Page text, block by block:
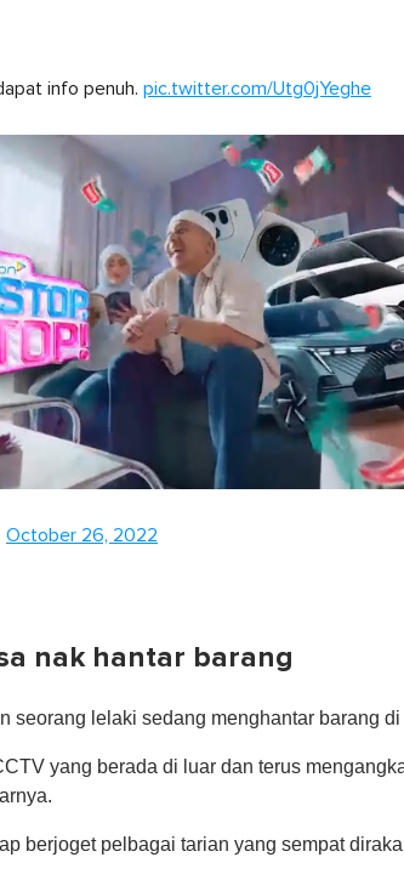
info penuh. pic.twitter.com/Utg0jYeghe
October 26, 2022
nak hantar barang
seorang lelaki sedang menghantar barang
yang berada di luar dan terus
berjoget pelbagai tarian yang sempat